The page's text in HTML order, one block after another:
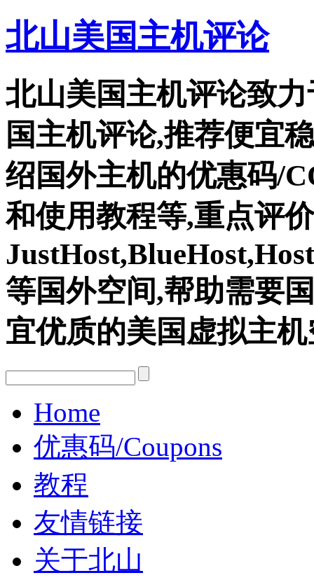
北山美国主机评论
北山美国主机评论致
国主机评论,推荐便宜
绍国外主机的优惠码/
和使用教程等,重点评价
等国外空间,帮助需要
宜优质的美国虚拟主
Home
优惠码/Coupons
教程
友情链接
关于北山